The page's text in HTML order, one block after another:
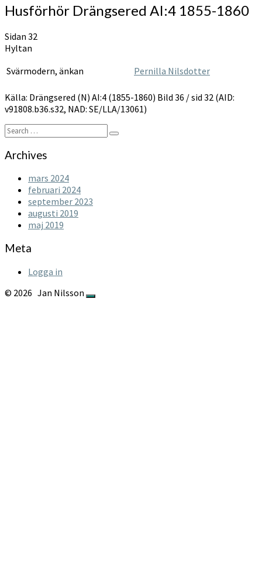
Husförhör
Drängsered
1855-
1860
Husförhör Drängsered AI:4 1855-1860
Sidan 32
Hyltan
Svärmodern, änkan
Pernilla Nilsdotter
Källa: Drängsered (N) AI:4 (1855-1860) Bild 36 / sid 32 (AID:
v91808.b36.s32, NAD: SE/LLA/13061)
Search
for:
Search
Archives
mars 2024
februari 2024
september 2023
augusti 2019
maj 2019
Meta
Logga in
© 2026 Jan Nilsson